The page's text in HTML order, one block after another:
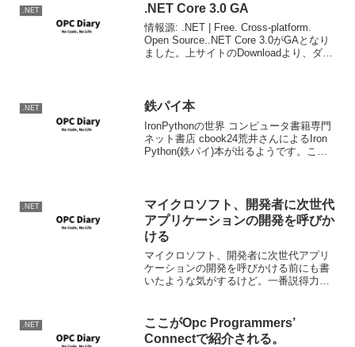
.NET .NET Core 3.0 GA
情報源: .NET | Free. Cross-platform.
Open Source..NET Core 3.0がGAとなり
ました。上サイトのDownloadより、ダウ
.NET 鉄パイ本
IronPythonの世界 コンピュータ書籍専門
ネット書店 cbook24荒井さんによるIron
Python(鉄パイ)本が出るようです。これ
.NET
マイクロソフト、開発者に次世代
アプリケーションの開発を呼びか
ける
マイクロソフト、開発者に次世代アプリ
ケーションの開発を呼びかける前にも書
いたような気がするけど。一番説得力が
とえばWordがWPFを使って作られる。そ
ういったことがなけ...
.NET
ここがOpc Programmers’
Connectで紹介される。